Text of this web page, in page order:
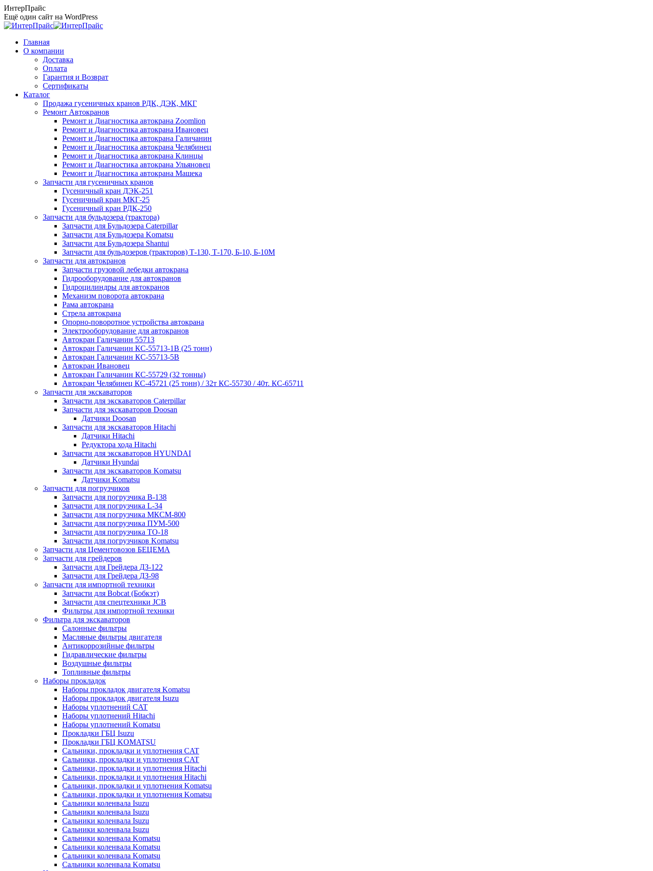
Перейти
к
содержанию
ИнтерПрайс
Ещё один сайт на WordPress
Главная
О компании
Доставка
Оплата
Гарантия и Возврат
Сертификаты
Каталог
Продажа гусеничных кранов РДК, ДЭК, МКГ
Ремонт Автокранов
Ремонт и Диагностика автокрана Zoomlion
Ремонт и Диагностика автокрана Ивановец
Ремонт и Диагностика автокрана Галичанин
Ремонт и Диагностика автокрана Челябинец
Ремонт и Диагностика автокрана Клинцы
Ремонт и Диагностика автокрана Ульяновец
Ремонт и Диагностика автокрана Машека
Запчасти для гусеничных кранов
Гусеничный кран ДЭК-251
Гусеничный кран МКГ-25
Гусеничный кран РДК-250
Запчасти для бульдозера (трактора)
Запчасти для Бульдозера Caterpillar
Запчасти для Бульдозера Komatsu
Запчасти для Бульдозера Shantui
Запчасти для бульдозеров (тракторов) Т-130, Т-170, Б-10, Б-10М
Запчасти для автокранов
Запчасти грузовой лебедки автокрана
Гидрооборудование для автокранов
Гидроцилиндры для автокранов
Механизм поворота автокрана
Рама автокрана
Стрела автокрана
Опорно-поворотное устройства автокрана
Электрооборудование для автокранов
Автокран Галичанин 55713
Автокран Галичанин КС-55713-1В (25 тонн)
Автокран Галичанин КС-55713-5В
Автокран Ивановец
Автокран Галичанин КС-55729 (32 тонны)
Автокран Челябинец КС-45721 (25 тонн) / 32т КС-55730 / 40т. КС-65711
Запчасти для экскаваторов
Запчасти для экскаваторов Caterpillar
Запчасти для экскаваторов Doosan
Датчики Doosan
Запчасти для экскаваторов Hitachi
Датчики Hitachi
Редуктора хода Hitachi
Запчасти для экскаваторов HYUNDAI
Датчики Hyundai
Запчасти для экскаваторов Komatsu
Датчики Komatsu
Запчасти для погрузчиков
Запчасти для погрузчика B-138
Запчасти для погрузчика L-34
Запчасти для погрузчика МКСМ-800
Запчасти для погрузчика ПУМ-500
Запчасти для погрузчика ТО-18
Запчасти для погрузчиков Komatsu
Запчасти для Цементовозов БЕЦЕМА
Запчасти для грейдеров
Запчасти для Грейдера ДЗ-122
Запчасти для Грейдера ДЗ-98
Запчасти для импортной техники
Запчасти для Bobcat (Бобкэт)
Запчасти для спецтехники JCB
Фильтры для импортной техники
Фильтра для экскаваторов
Салонные фильтры
Масляные фильтры двигателя
Антикоррозийные фильтры
Гидравлические фильтры
Воздушные фильтры
Топливные фильтры
Наборы прокладок
Наборы прокладок двигателя Komatsu
Наборы прокладок двигателя Isuzu
Наборы уплотнений CAT
Наборы уплотнений Hitachi
Наборы уплотнений Komatsu
Прокладки ГБЦ Isuzu
Прокладки ГБЦ KOMATSU
Сальники, прокладки и уплотнения CAT
Сальники, прокладки и уплотнения CAT
Сальники, прокладки и уплотнения Hitachi
Сальники, прокладки и уплотнения Hitachi
Сальники, прокладки и уплотнения Komatsu
Сальники, прокладки и уплотнения Komatsu
Сальники коленвала Isuzu
Сальники коленвала Isuzu
Сальники коленвала Isuzu
Сальники коленвала Isuzu
Сальники коленвала Komatsu
Сальники коленвала Komatsu
Сальники коленвала Komatsu
Сальники коленвала Komatsu